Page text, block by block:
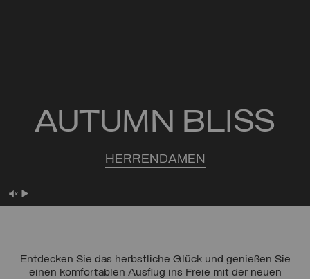
AUTUMN BLISS
HERRENDAMEN
Entdecken Sie das herbstliche Glück und genießen Sie
einen komfortablen Ausflug ins Freie mit der neuen